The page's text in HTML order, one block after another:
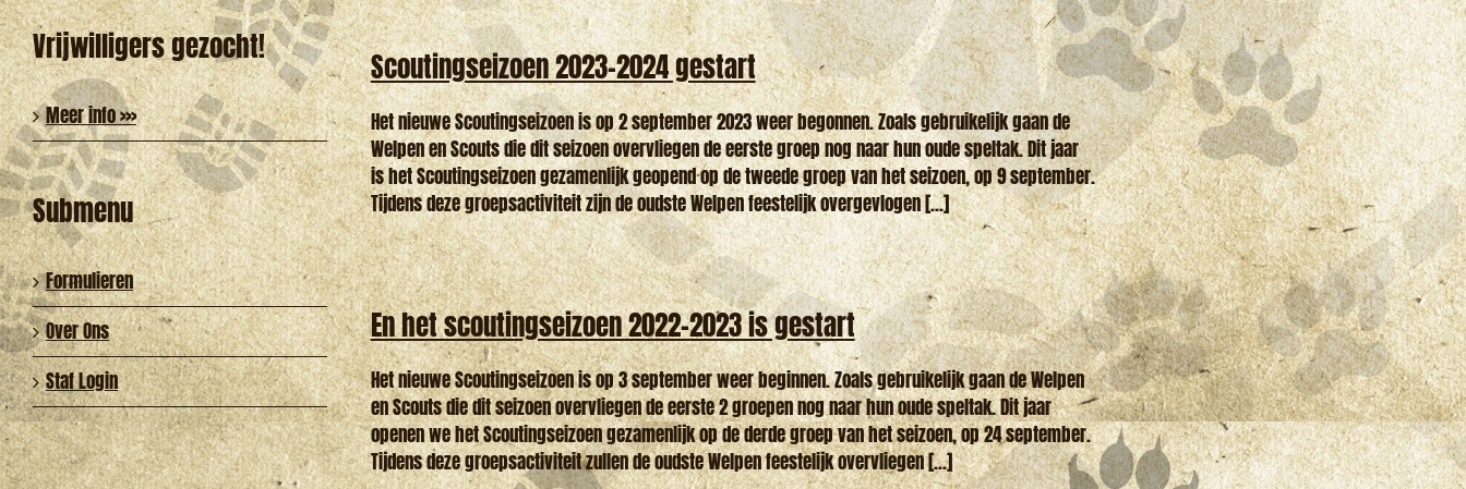
Scoutingseizoen 2023-2024 gestart
Het nieuwe Scoutingseizoen is op 2 september 2023 weer begonnen. Zoals gebruikelijk gaan de
Welpen en Scouts die dit seizoen overvliegen de eerste groep nog naar hun oude speltak. Dit jaar
is het Scoutingseizoen gezamenlijk geopend op de tweede groep van het seizoen, op 9 september.
Tijdens deze groepsactiviteit zijn de oudste Welpen feestelijk overgevlogen [...]
En het scoutingseizoen 2022-2023 is gestart
Het nieuwe Scoutingseizoen is op 3 september weer beginnen. Zoals gebruikelijk gaan de Welpen
en Scouts die dit seizoen overvliegen de eerste 2 groepen nog naar hun oude speltak. Dit jaar
openen we het Scoutingseizoen gezamenlijk op de derde groep van het seizoen, op 24 september.
Tijdens deze groepsactiviteit zullen de oudste Welpen feestelijk overvliegen [...]
Vrijwilligers gezocht!
Meer info >>>
Submenu
Formulieren
Over Ons
Staf Login